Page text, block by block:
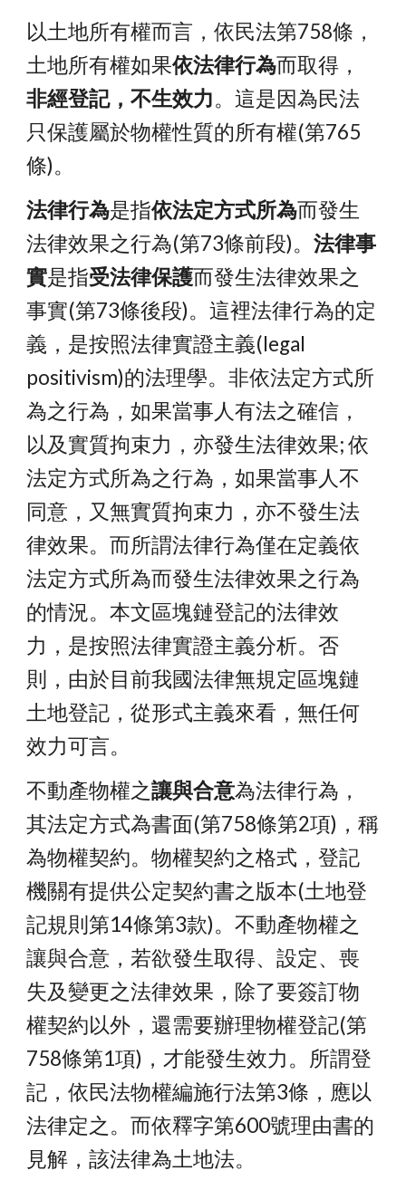
以土地所有權而言，依民法第758條，
土地所有權如果依法律行為而取得，
非經登記，不生效力。這是因為民法
只保護屬於物權性質的所有權(第765
條)。
法律行為是指依法定方式所為而發生
法律效果之行為(第73條前段)。法律事
實是指受法律保護而發生法律效果之
事實(第73條後段)。這裡法律行為的定
義，是按照法律實證主義(legal
positivism)的法理學。非依法定方式所
為之行為，如果當事人有法之確信，
以及實質拘束力，亦發生法律效果; 依
法定方式所為之行為，如果當事人不
同意，又無實質拘束力，亦不發生法
律效果。而所謂法律行為僅在定義依
法定方式所為而發生法律效果之行為
的情況。本文區塊鏈登記的法律效
力，是按照法律實證主義分析。否
則，由於目前我國法律無規定區塊鏈
土地登記，從形式主義來看，無任何
效力可言。
不動產物權之讓與合意為法律行為，
其法定方式為書面(第758條第2項)，稱
為物權契約。物權契約之格式，登記
機關有提供公定契約書之版本(土地登
記規則第14條第3款)。不動產物權之
讓與合意，若欲發生取得、設定、喪
失及變更之法律效果，除了要簽訂物
權契約以外，還需要辦理物權登記(第
758條第1項)，才能發生效力。所謂登
記，依民法物權編施行法第3條，應以
法律定之。而依釋字第600號理由書的
見解，該法律為土地法。